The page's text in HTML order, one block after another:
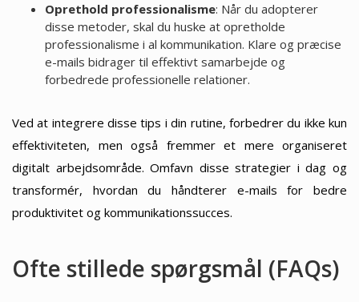
Oprethold professionalisme: Når du adopterer
disse metoder, skal du huske at opretholde
professionalisme i al kommunikation. Klare og præcise
e-mails bidrager til effektivt samarbejde og
forbedrede professionelle relationer.
Ved at integrere disse tips i din rutine, forbedrer du ikke kun
effektiviteten, men også fremmer et mere organiseret
digitalt arbejdsområde. Omfavn disse strategier i dag og
transformér, hvordan du håndterer e-mails for bedre
produktivitet og kommunikationssucces.
Ofte stillede spørgsmål (FAQs)